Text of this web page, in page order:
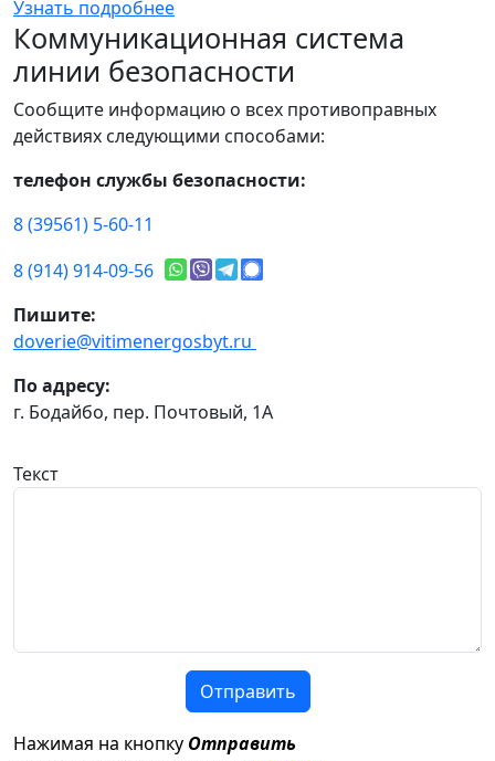
Узнать подробнее
Коммуникационная система
линии безопасности
Сообщите информацию о всех противоправных
действиях следующими способами:
телефон службы безопасности:
8 (39561) 5-60-11
8 (914) 914-09-56
Пишите:
doverie@vitimenergosbyt.ru
По адресу:
г. Бодайбо, пер. Почтовый, 1А
Текст
Отправить
Нажимая на кнопку Отправить